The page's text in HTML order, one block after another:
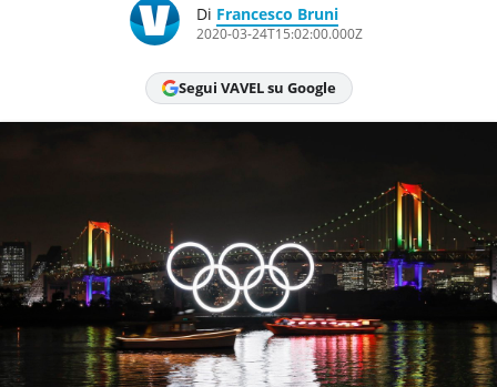
Chi siamo
Di Francesco Bruni
2020-03-24T15:02:00.000Z
Segui VAVEL su Google